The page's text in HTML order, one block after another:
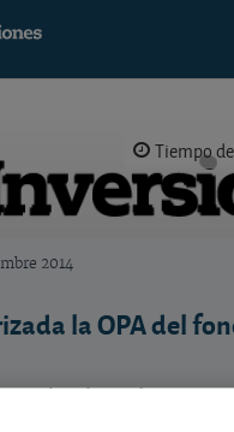
Tiempo
2014
la OPA del
la oferta de CVC